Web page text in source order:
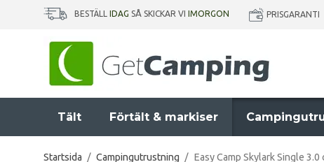
BESTÄLL IDAG SÅ SKICKAR VI IMORGON PRISGARANTI
Tält Förtält & markiser
Startsida / Campingutrustning / Easy Camp Skylark Single